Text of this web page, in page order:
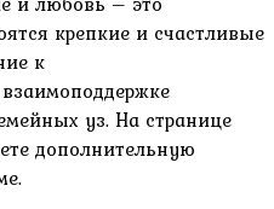
крепкие и счастливые
к
уз. На странице
дополнительную